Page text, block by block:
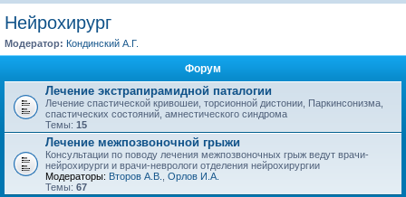
Нейрохирург
Модератор: Кондинский А.Г.
Форум
Лечение экстрапирамидной паталогии
Лечение спастической кривошеи, торсионной дистонии, Паркинсонизма,
спастических состояний, амнестического синдрома
Темы: 15
Лечение межпозвоночной грыжи
Консультации по поводу лечения межпозвоночных грыж ведут врачи-
нейрохирурги и врачи-неврологи отделения нейрохирургии
Модераторы: Второв А.В.
Орлов И.А.
Темы: 67